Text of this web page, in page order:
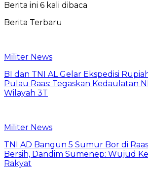
Berita ini 6 kali dibaca
Berita Terbaru
Militer News
BI dan TNI AL Gelar Ekspedisi
Pulau Raas: Tegaskan Kedaulatan
Wilayah 3T
Militer News
TNI AD Bangun 5 Sumur Bor di Raas
Bersih, Dandim Sumenep: Wujud
Rakyat